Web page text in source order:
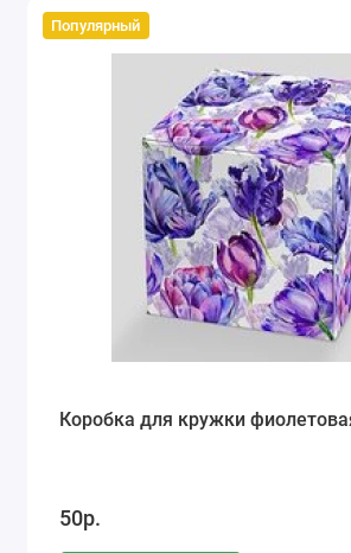
Популярный
Коробка для кружки
50р.